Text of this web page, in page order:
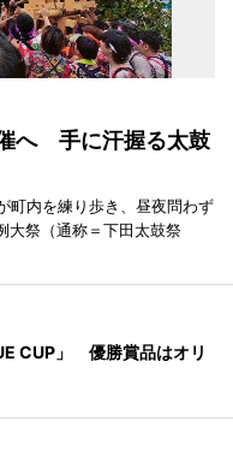
へ 手に汗握る太鼓
町内を練り歩き、昼夜問わず
大祭（通称＝下田太鼓祭
CUP」 優勝賞品はオリ